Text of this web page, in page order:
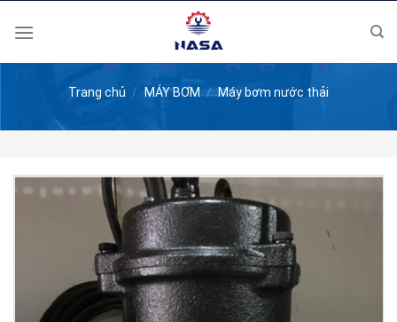
Trang chủ / MÁY BƠM / Máy bơm nước thải